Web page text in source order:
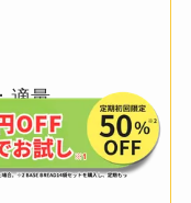
適量